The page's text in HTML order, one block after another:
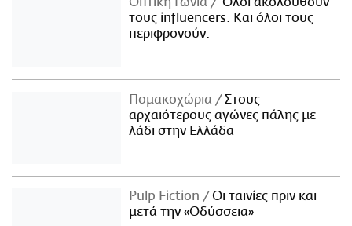
τους influencers. Και όλοι τους
περιφρονούν.
Πομακοχώρια
Στους
αρχαιότερους αγώνες πάλης με
λάδι στην Ελλάδα
Pulp Fiction
Οι ταινίες πριν και
μετά την «Οδύσσεια»